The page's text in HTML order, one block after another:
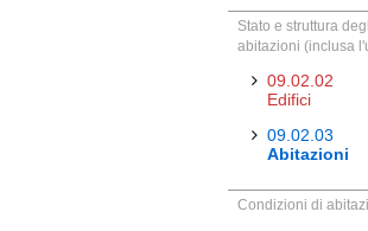
Stato e struttura
abitazioni (inclusa
09.02.02
Edifici
09.02.03
Abitazioni
Condizioni di